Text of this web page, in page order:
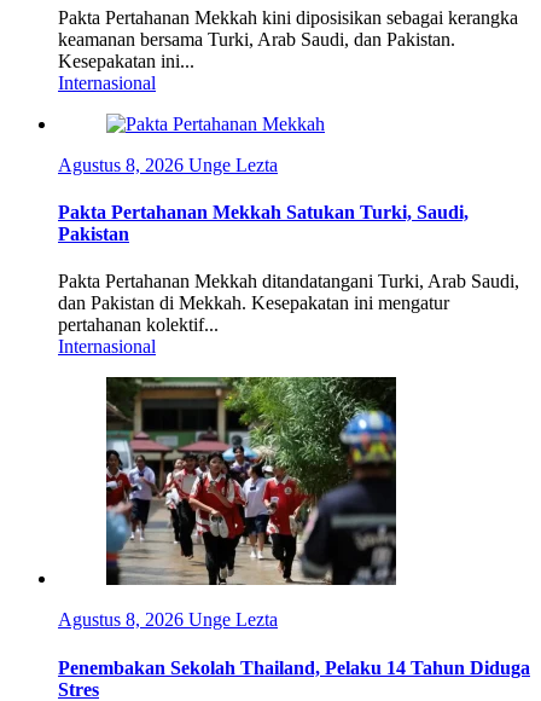
Pakta Pertahanan Mekkah kini diposisikan sebagai kerangka
keamanan bersama Turki, Arab Saudi, dan Pakistan.
Kesepakatan ini...
Internasional
Agustus 8, 2026 Unge Lezta
Pakta Pertahanan Mekkah Satukan Turki, Saudi,
Pakistan
Pakta Pertahanan Mekkah ditandatangani Turki, Arab Saudi,
dan Pakistan di Mekkah. Kesepakatan ini mengatur
pertahanan kolektif...
Internasional
Agustus 8, 2026 Unge Lezta
Penembakan Sekolah Thailand, Pelaku 14 Tahun Diduga
Stres